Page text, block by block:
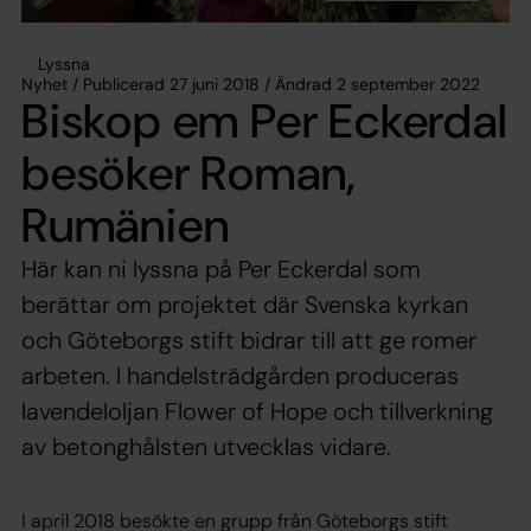
Lyssna
Nyhet / Publicerad 27 juni 2018 / Ändrad 2 september 2022
Biskop em Per Eckerdal
besöker Roman,
Rumänien
Här kan ni lyssna på Per Eckerdal som
berättar om projektet där Svenska kyrkan
och Göteborgs stift bidrar till att ge romer
arbeten. I handelsträdgården produceras
lavendeloljan Flower of Hope och tillverkning
av betonghålsten utvecklas vidare.
I april 2018 besökte en grupp från Göteborgs stift